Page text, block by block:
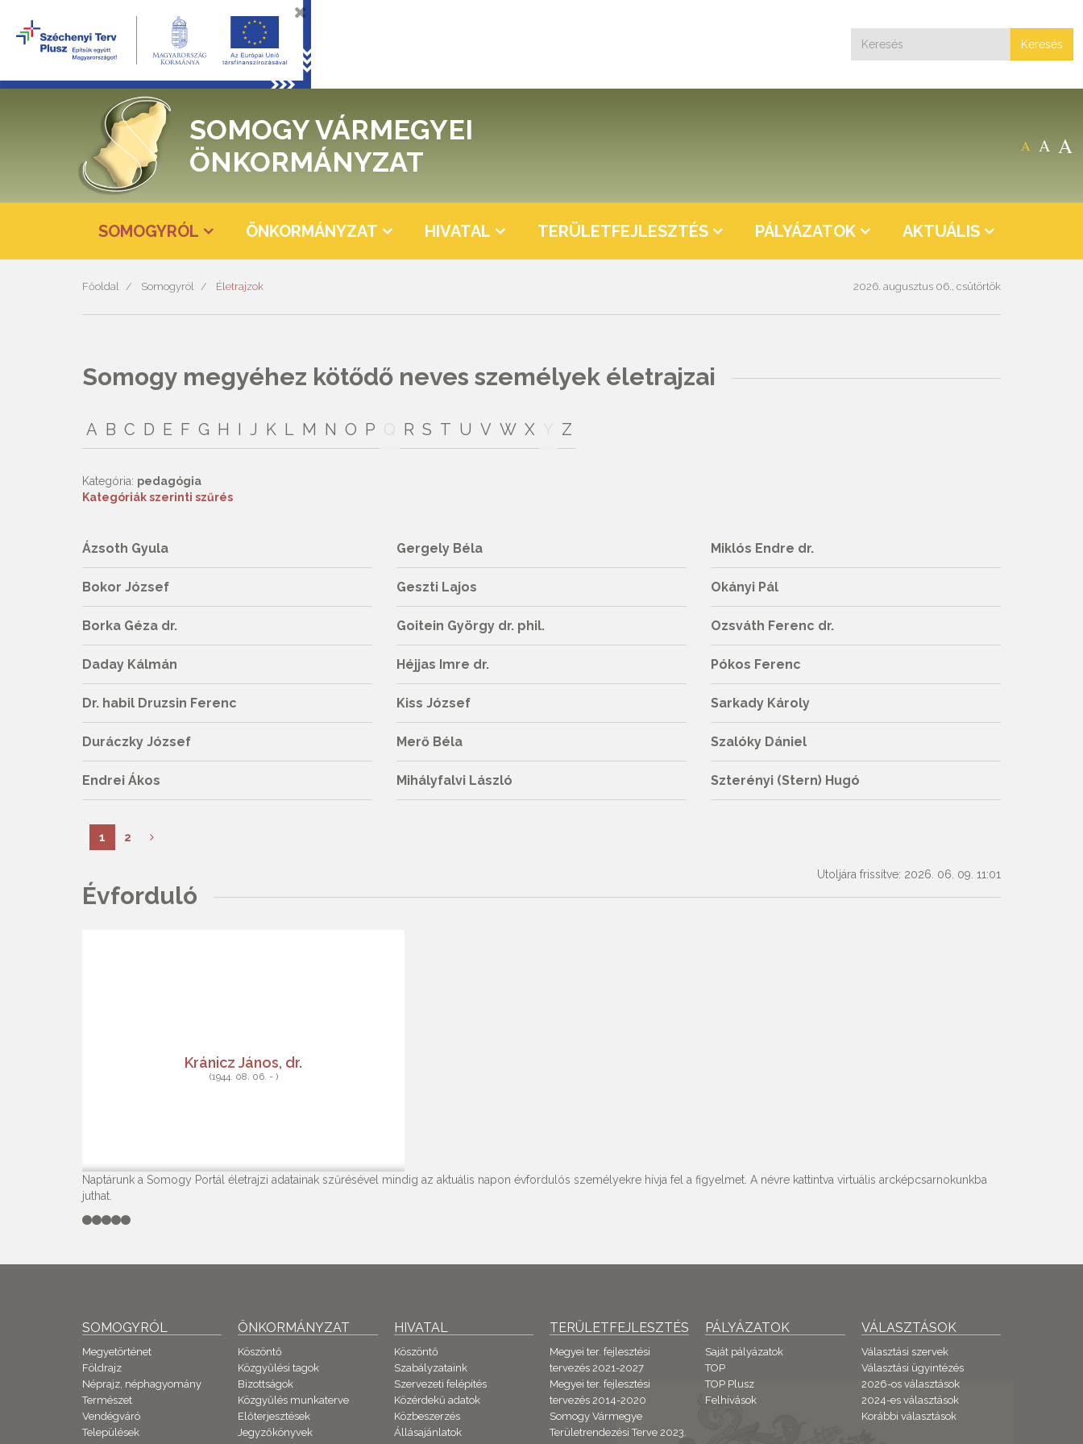
Keresés
A A A
SOMOGY VÁRMEGYEI
ÖNKORMÁNYZAT
SOMOGYRÓL ÖNKORMÁNYZAT HIVATAL TERÜLETFEJLESZTÉS PÁLYÁZATOK AKTUÁLIS
Főoldal Somogyról Életrajzok 2026. augusztus 06., csütörtök
Somogy megyéhez kötődő neves személyek életrajzai
A B C D E F G H I J K L M N O P R S T U V W X Z
Kategória: pedagógia
Kategóriák szerinti szűrés
Ázsoth Gyula
Bokor József
Borka Géza dr.
Daday Kálmán
Dr. habil Druzsin Ferenc
Duráczky József
Endrei Ákos
Gergely Béla
Geszti Lajos
Goitein György dr. phil.
Héjjas Imre dr.
Kiss József
Merő Béla
Mihályfalvi László
Miklós Endre dr.
Okányi Pál
Ozsváth Ferenc dr.
Pókos Ferenc
Sarkady Károly
Szalóky Dániel
Szterényi (Stern) Hugó
1 2
Utoljára frissítve: 2026. 06. 09. 11:01
Évforduló
Kránicz János, dr.
(1944. 08. 06. - )
Naptárunk a Somogy Portál életrajzi adatainak szűrésével mindig az aktuális napon évfordulós személyekre hívja fel a figyelmet. A névre kattintva virtuális arcképcsarnokunkba
juthat.
SOMOGYRÓL
Megyetörténet
Földrajz
Néprajz, néphagyomány
Természet
Vendégváró
Települések
ÖNKORMÁNYZAT
Köszöntő
Közgyűlési tagok
Bizottságok
Közgyűlés munkaterve
Előterjesztések
Jegyzőkönyvek
HIVATAL
Köszöntő
Szabályzataink
Szervezeti felépítés
Közérdekű adatok
Közbeszerzés
Állásajánlatok
TERÜLETFEJLESZTÉS
Megyei ter. fejlesztési
tervezés 2021-2027
Megyei ter. fejlesztési
tervezés 2014-2020
Somogy Vármegye
Területrendezési Terve 2023.
PÁLYÁZATOK
Saját pályázatok
TOP
TOP Plusz
Felhívások
VÁLASZTÁSOK
Választási szervek
Választási ügyintézés
2026-os választások
2024-es választások
Korábbi választások